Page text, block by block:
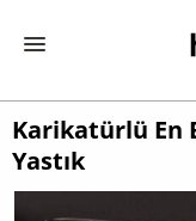
Karikatürlü En
Yastık